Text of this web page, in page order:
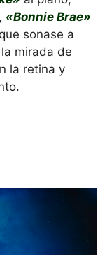
«Bonnie Brae»
sonase a
mirada de
la retina y